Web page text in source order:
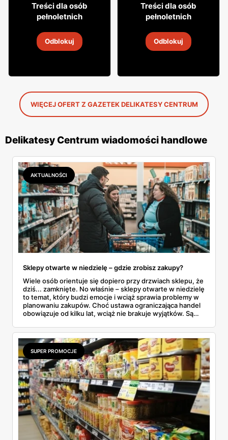
9
19 sie 2026
Treści dla osób
pełnoletnich
Odblokuj
29
19 sie 2026
Treści dla osób
pełnoletnich
Odblokuj
WIĘCEJ OFERT Z GAZETEK DELIKATESY CENTRUM
Delikatesy Centrum wiadomości handlowe
AKTUALNOŚCI
Sklepy otwarte w niedzielę – gdzie zrobisz zakupy?
Wiele osób orientuje się dopiero przy drzwiach sklepu, że
dziś... zamknięte. No właśnie – sklepy otwarte w niedzielę
to temat, który budzi emocje i wciąż sprawia problemy w
planowaniu zakupów. Choć ustawa ograniczająca handel
obowiązuje od kilku lat, wciąż nie brakuje wyjątków. Są
jak to wygląda w praktyce? Czy mały osiedlowy sklepik
może działać? A co z Żabką czy stacjami benzynowymi? W
tym artykule rozwiewamy wątpliwości i pokazujemy, gdzie
w niedzielę można coś kupić – bez nerwów i krążenia po
mieście.
SUPER PROMOCJE